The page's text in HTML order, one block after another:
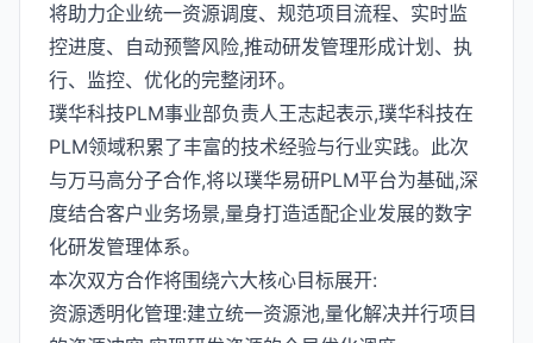
将助力企业统一资源调度、规范项目流程、实时监
控进度、自动预警风险,推动研发管理形成计划、执
行、监控、优化的完整闭环。
璞华科技PLM事业部负责人王志起表示,璞华科技在
PLM领域积累了丰富的技术经验与行业实践。此次
与万马高分子合作,将以璞华易研PLM平台为基础,深
度结合客户业务场景,量身打造适配企业发展的数字
化研发管理体系。
本次双方合作将围绕六大核心目标展开:
资源透明化管理:建立统一资源池,量化解决并行项目